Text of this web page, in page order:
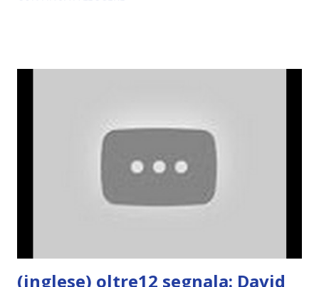
(inglese) oltre12 segnala: David